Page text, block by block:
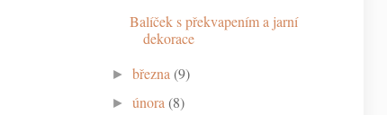
Balíček s překvapením a jarní
dekorace
►března (9)
►února (8)